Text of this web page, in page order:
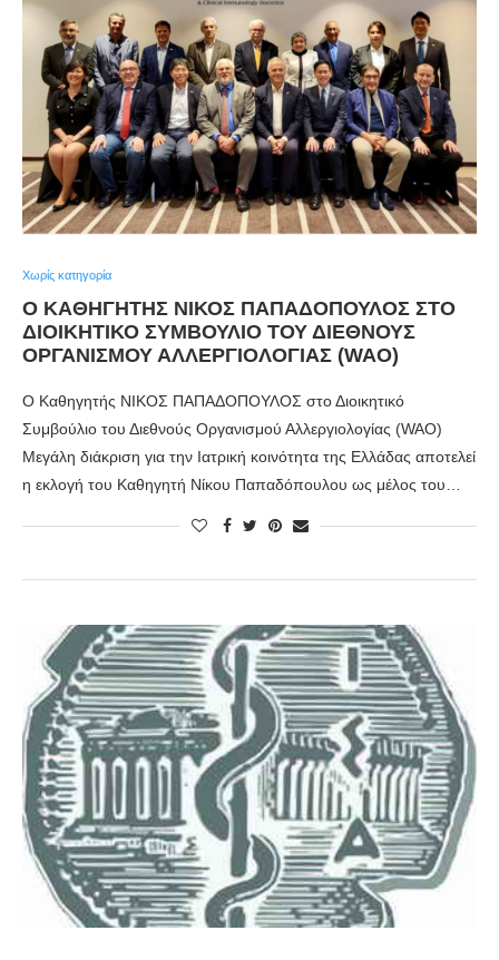
Χωρίς κατηγορία
Ο ΚΑΘΗΓΗΤΉΣ ΝΊΚΟΣ ΠΑΠΑΔΌΠΟΥΛΟΣ ΣΤΟ
ΔΙΟΙΚΗΤΙΚΌ ΣΥΜΒΟΎΛΙΟ ΤΟΥ ΔΙΕΘΝΟΎΣ
ΟΡΓΑΝΙΣΜΟΎ ΑΛΛΕΡΓΙΟΛΟΓΊΑΣ (WAO)
Ο Καθηγητής ΝΙΚΟΣ ΠΑΠΑΔΟΠΟΥΛΟΣ στο Διοικητικό
Συμβούλιο του Διεθνούς Οργανισμού Αλλεργιολογίας (WAO)
Μεγάλη διάκριση για την Ιατρική κοινότητα της Ελλάδας αποτελεί
η εκλογή του Καθηγητή Νίκου Παπαδόπουλου ως μέλος του…